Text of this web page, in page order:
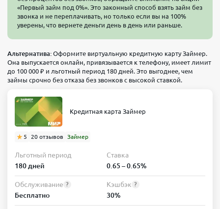
«Первый займ под 0%». Это законный способ взять займ без
звонка и не переплачивать, но только если вы на 100%
уверены, что вернете деньги день в день или раньше.
Альтернатива: Оформите виртуальную кредитную карту Займер.
Она выпускается онлайн, привязывается к телефону, имеет лимит
до 100 000 ₽ и льготный период 180 дней. Это выгоднее, чем
займы срочно без отказа без звонков с высокой ставкой.
Кредитная карта Займер
5 20 отзывов Займер
Льготный период
180 дней
Ставка
0.65 – 0.65%
Обслуживание ?
Бесплатно
Кэшбэк ?
30%